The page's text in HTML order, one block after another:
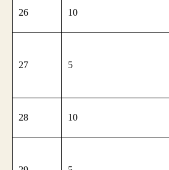
26 10
27 5
28 10